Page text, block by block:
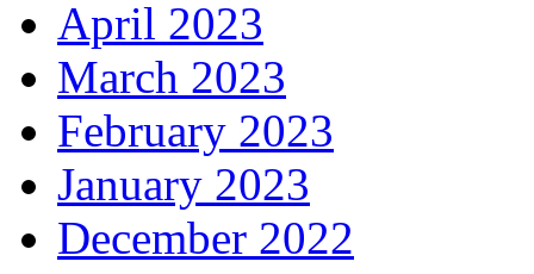
April 2023
March 2023
February 2023
January 2023
December 2022